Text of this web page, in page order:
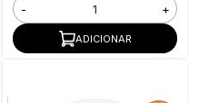
- +
ADICIONAR